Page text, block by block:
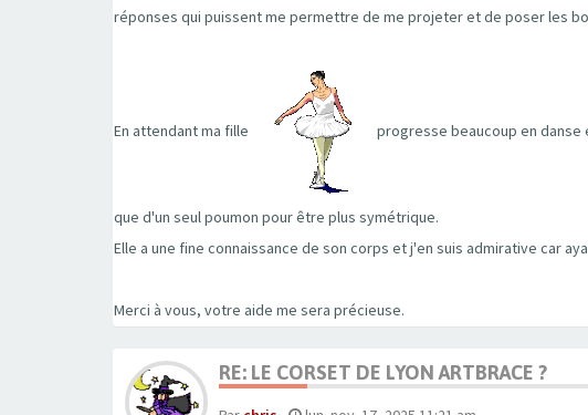
réponses qui puissent me permettre de me projeter et de poser les
En attendant ma fille progresse beaucoup en
que d'un seul poumon pour être plus symétrique.
Elle a une fine connaissance de son corps et j'en suis admirative car
Merci à vous, votre aide me sera précieuse.
RE: LE CORSET DE LYON ARTBRACE ?